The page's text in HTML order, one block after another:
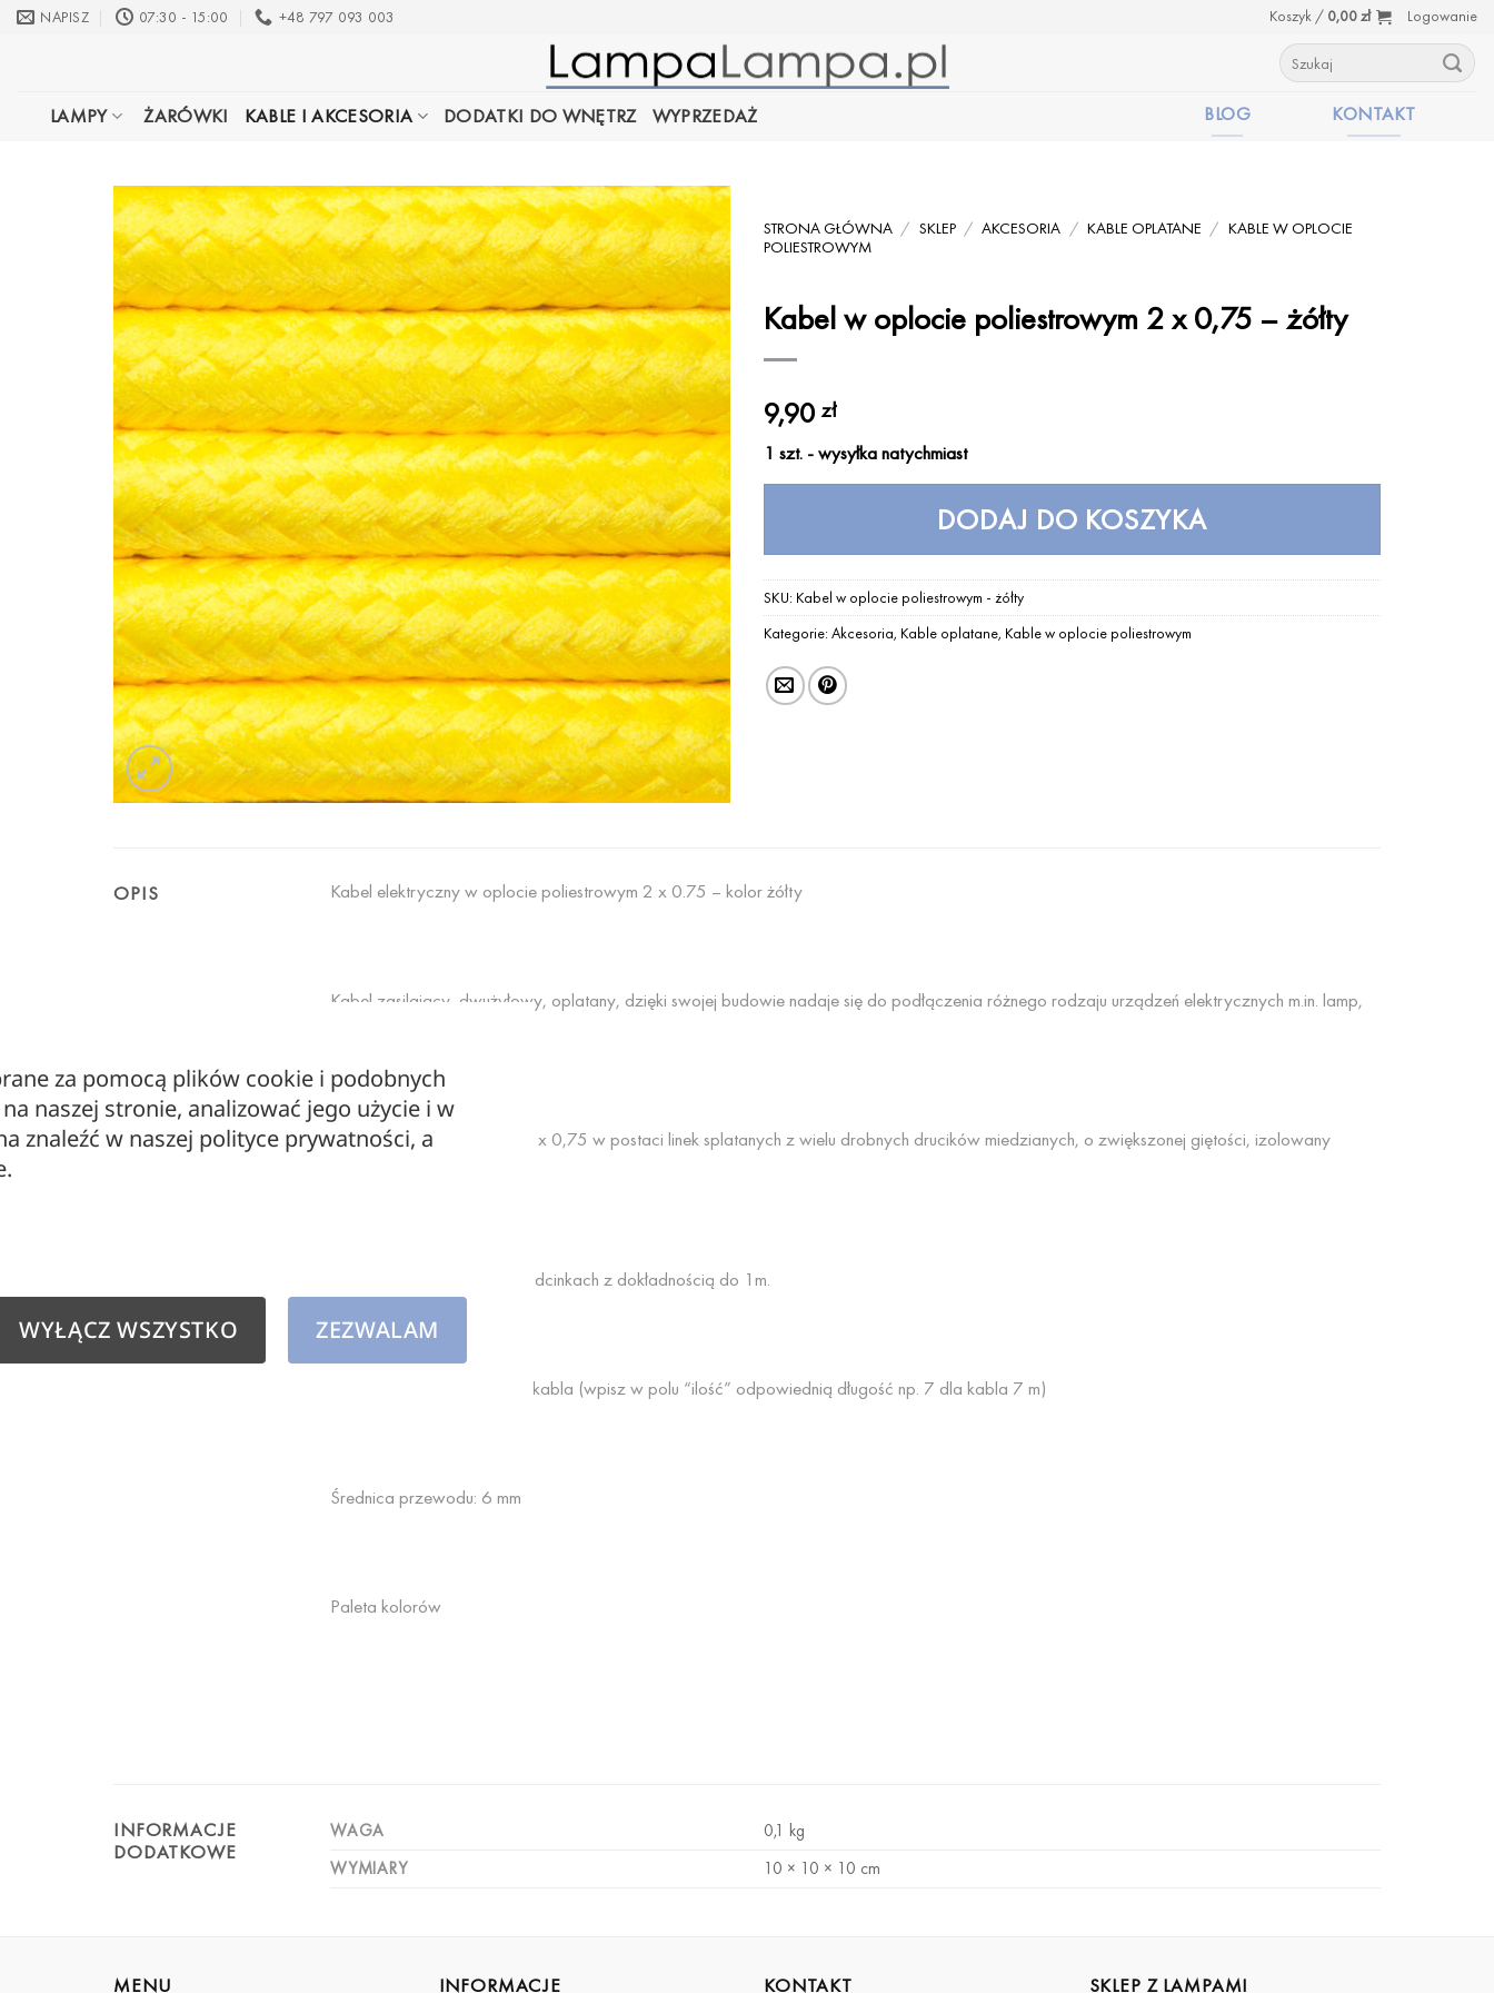
PrzewińNAPISZ 07:30 - 15:00 +48 797 093 003 Koszyk / 0,00zł
Logowanie
Szukaj:
LAMPY ŻARÓWKI KABLE I AKCESORIA DODATKI DO WNĘTRZ WYPRZEDAŻ BLOG KONTAKT
STRONA GŁÓWNA / SKLEP / AKCESORIA / KABLE OPLATANE / KABLE W OPLOCIE
POLIESTROWYM
Kabel w oplocie poliestrowym 2 x 0,75 – żółty
9,90zł
1 szt. - wysyłka natychmiast
DODAJ DO KOSZYKA
SKU: Kabel w oplocie poliestrowym - żółty
Kategorie: Akcesoria, Kable oplatane, Kable w oplocie poliestrowym
OPIS Kabel elektryczny w oplocie poliestrowym 2 x 0.75 – kolor żółty
Kabel zasilający, dwużyłowy, oplatany, dzięki swojej budowie nadaje się do podłączenia różnego rodzaju urządzeń elektrycznych m.in. lamp,
Przewód LGY o przekroju 2 x 0,75 w postaci linek splatanych z wielu drobnych drucików miedzianych, o zwiększonej giętości, izolowany
Możliwość zamówienia w odcinkach z dokładnością do 1m.
Podana cena jest ceną 1 m kabla (wpisz w polu “ilość” odpowiednią długość np. 7 dla kabla 7 m)
Średnica przewodu: 6 mm
Paleta kolorów
INFORMACJE
DODATKOWE
WAGA
0,1 kg
WYMIARY
10 × 10 × 10 cm
MENU INFORMACJE KONTAKT SKLEP Z LAMPAMI
za pomocą plików cookie i podobnych
naszej stronie, analizować jego użycie i w
znaleźć w naszej polityce prywatności, a
WYŁĄCZ WSZYSTKO ZEZWALAM